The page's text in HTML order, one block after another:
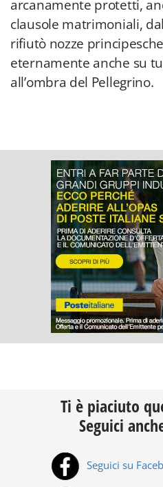
arcanamente protetti,
clausole matrimoniali,
rifiutò nozze
eternamente anche su
all’ombra del Pellegrino.
Ti è piaciuto
Seguici
Seguici su